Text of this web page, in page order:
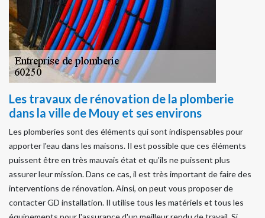
Les travaux de rénovation de la plomberie
dans la ville de Mouy et ses environs
Les plomberies sont des éléments qui sont indispensables pour
apporter l'eau dans les maisons. Il est possible que ces éléments
puissent être en très mauvais état et qu'ils ne puissent plus
assurer leur mission. Dans ce cas, il est très important de faire des
interventions de rénovation. Ainsi, on peut vous proposer de
contacter GD installation. Il utilise tous les matériels et tous les